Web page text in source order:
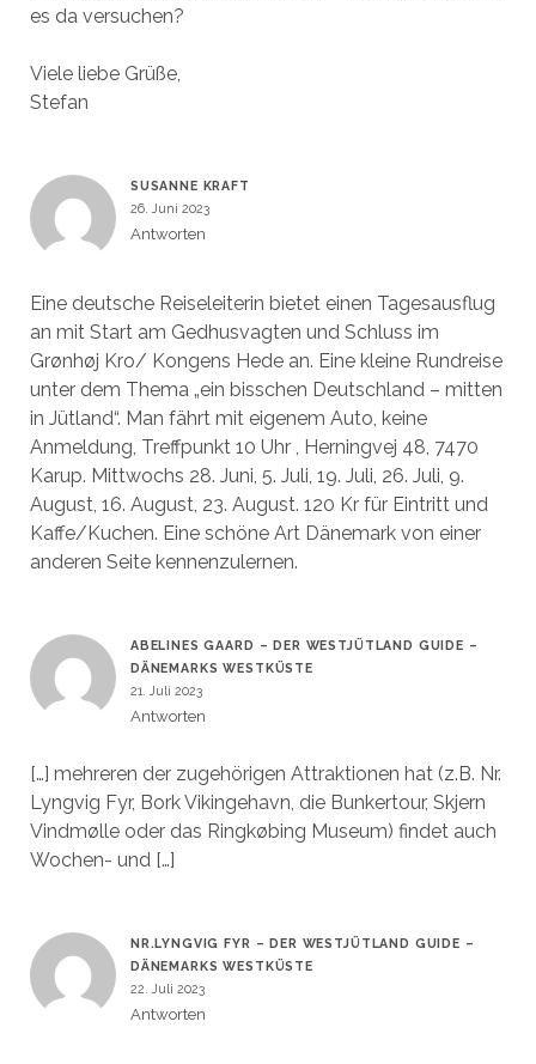
es da versuchen?
Viele liebe Grüße,
Stefan
SUSANNE KRAFT
26. Juni 2023
Antworten
Eine deutsche Reiseleiterin bietet einen Tagesausflug
an mit Start am Gedhusvagten und Schluss im
Grønhøj Kro/ Kongens Hede an. Eine kleine Rundreise
unter dem Thema „ein bisschen Deutschland – mitten
in Jütland“. Man fährt mit eigenem Auto, keine
Anmeldung, Treffpunkt 10 Uhr , Herningvej 48, 7470
Karup. Mittwochs 28. Juni, 5. Juli, 19. Juli, 26. Juli, 9.
August, 16. August, 23. August. 120 Kr für Eintritt und
Kaffe/Kuchen. Eine schöne Art Dänemark von einer
anderen Seite kennenzulernen.
ABELINES GAARD – DER WESTJÜTLAND GUIDE –
DÄNEMARKS WESTKÜSTE
21. Juli 2023
Antworten
[…] mehreren der zugehörigen Attraktionen hat (z.B. Nr.
Lyngvig Fyr, Bork Vikingehavn, die Bunkertour, Skjern
Vindmølle oder das Ringkøbing Museum) findet auch
Wochen- und […]
NR.LYNGVIG FYR – DER WESTJÜTLAND GUIDE –
DÄNEMARKS WESTKÜSTE
22. Juli 2023
Antworten